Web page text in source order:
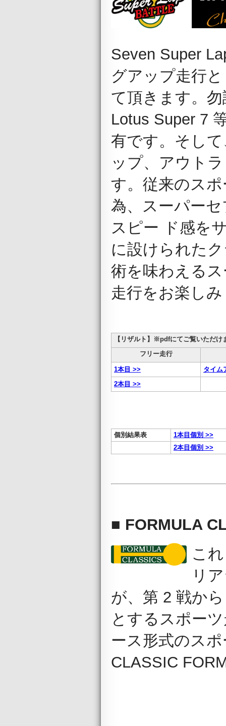
Seven Super
グアップ走行
て頂きます。
Lotus Super 7
有です。そし
ップ、アウト
す。従来のス
為、スーパー
スピー ド感を
に設けられた
術を味わえる
走行をお楽し
【リザルト】※pdfにてご覧いただけ
フリー走行
1本目 >>
タイム
2本目 >>
個別結果表
1本目個別 >>
2本目個別 >>
■ FORMULA
こ
リ
が、第 2 戦か
とするスポー
ース形式のス
CLASSIC